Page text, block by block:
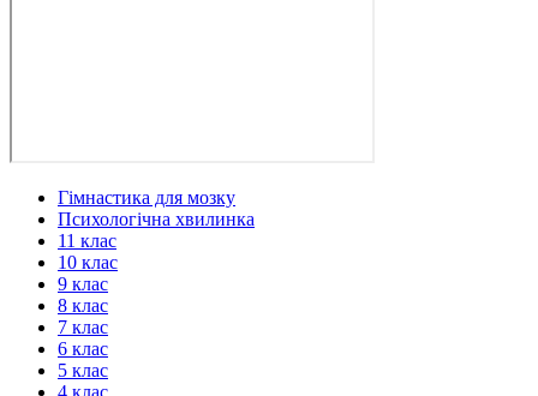
Гімнастика для мозку
Психологічна хвилинка
11 клас
10 клас
9 клас
8 клас
7 клас
6 клас
5 клас
4 клас